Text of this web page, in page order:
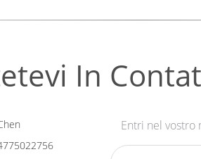
In
Entri nel vostro